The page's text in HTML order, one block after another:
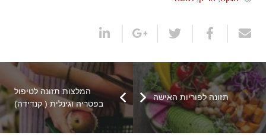
המלצות תזונה לטיפול
בפטריה וגינלית ( קנדידה)
תזונה לפוריות האישה